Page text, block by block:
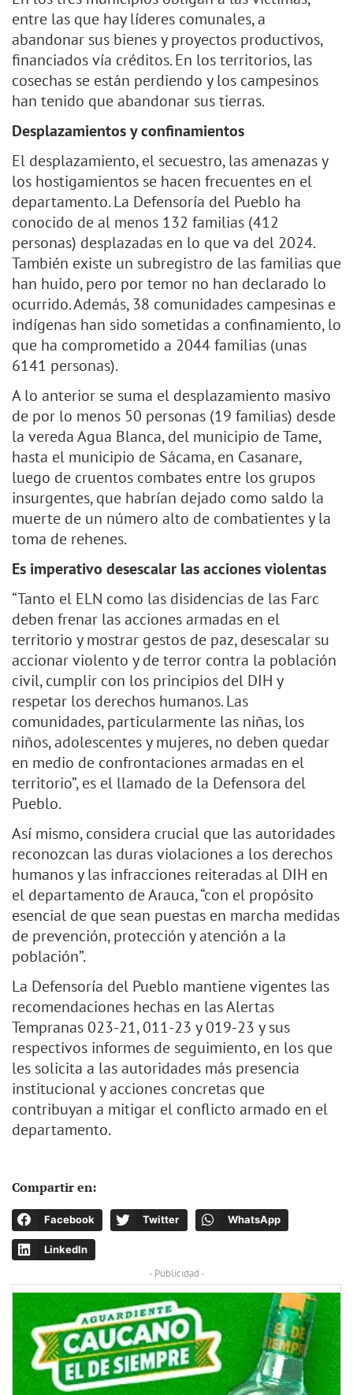
entre las que hay líderes comunales, a
abandonar sus bienes y proyectos productivos,
financiados vía créditos. En los territorios, las
cosechas se están perdiendo y los campesinos
han tenido que abandonar sus tierras.
Desplazamientos y confinamientos
El desplazamiento, el secuestro, las amenazas y
los hostigamientos se hacen frecuentes en el
departamento. La Defensoría del Pueblo ha
conocido de al menos 132 familias (412
personas) desplazadas en lo que va del 2024.
También existe un subregistro de las familias que
han huido, pero por temor no han declarado lo
ocurrido. Además, 38 comunidades campesinas e
indígenas han sido sometidas a confinamiento, lo
que ha comprometido a 2044 familias (unas
6141 personas).
A lo anterior se suma el desplazamiento masivo
de por lo menos 50 personas (19 familias) desde
la vereda Agua Blanca, del municipio de Tame,
hasta el municipio de Sácama, en Casanare,
luego de cruentos combates entre los grupos
insurgentes, que habrían dejado como saldo la
muerte de un número alto de combatientes y la
toma de rehenes.
Es imperativo desescalar las acciones violentas
“Tanto el ELN como las disidencias de las Farc
deben frenar las acciones armadas en el
territorio y mostrar gestos de paz, desescalar su
accionar violento y de terror contra la población
civil, cumplir con los principios del DIH y
respetar los derechos humanos. Las
comunidades, particularmente las niñas, los
niños, adolescentes y mujeres, no deben quedar
en medio de confrontaciones armadas en el
territorio”, es el llamado de la Defensora del
Pueblo.
Así mismo, considera crucial que las autoridades
reconozcan las duras violaciones a los derechos
humanos y las infracciones reiteradas al DIH en
el departamento de Arauca, “con el propósito
esencial de que sean puestas en marcha medidas
de prevención, protección y atención a la
población”.
La Defensoría del Pueblo mantiene vigentes las
recomendaciones hechas en las Alertas
Tempranas 023-21, 011-23 y 019-23 y sus
respectivos informes de seguimiento, en los que
les solicita a las autoridades más presencia
institucional y acciones concretas que
contribuyan a mitigar el conflicto armado en el
departamento.
Compartir en:
Facebook Twitter WhatsApp
LinkedIn
- Publicidad -